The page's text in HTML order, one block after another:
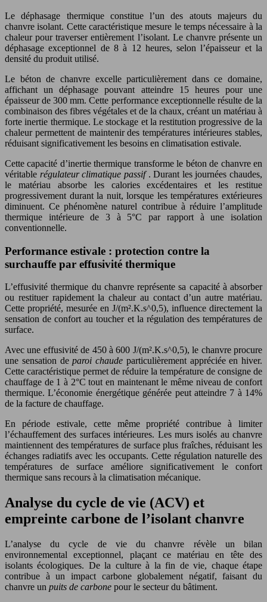
Le déphasage thermique constitue l’un des atouts majeurs du
chanvre isolant. Cette caractéristique mesure le temps nécessaire à la
chaleur pour traverser entièrement l’isolant. Le chanvre présente un
déphasage exceptionnel de 8 à 12 heures, selon l’épaisseur et la
densité du produit utilisé.
Le béton de chanvre excelle particulièrement dans ce domaine,
affichant un déphasage pouvant atteindre 15 heures pour une
épaisseur de 300 mm. Cette performance exceptionnelle résulte de la
combinaison des fibres végétales et de la chaux, créant un matériau à
forte inertie thermique. Le stockage et la restitution progressive de la
chaleur permettent de maintenir des températures intérieures stables,
réduisant significativement les besoins en climatisation estivale.
Cette capacité d’inertie thermique transforme le béton de chanvre en
véritable régulateur climatique passif. Durant les journées chaudes,
le matériau absorbe les calories excédentaires et les restitue
progressivement durant la nuit, lorsque les températures extérieures
diminuent. Ce phénomène naturel contribue à réduire l’amplitude
thermique intérieure de 3 à 5°C par rapport à une isolation
conventionnelle.
Performance estivale : protection contre la
surchauffe par effusivité thermique
L’effusivité thermique du chanvre représente sa capacité à absorber
ou restituer rapidement la chaleur au contact d’un autre matériau.
Cette propriété, mesurée en J/(m².K.s^0,5), influence directement la
sensation de confort au toucher et la régulation des températures de
surface.
Avec une effusivité de 450 à 600 J/(m².K.s^0,5), le chanvre procure
une sensation deparoi chaude particulièrement appréciée en hiver.
Cette caractéristique permet de réduire la température de consigne de
chauffage de 1 à 2°C tout en maintenant le même niveau de confort
thermique. L’économie énergétique générée peut atteindre 7 à 14%
de la facture de chauffage.
En période estivale, cette même propriété contribue à limiter
l’échauffement des surfaces intérieures. Les murs isolés au chanvre
maintiennent des températures de surface plus fraîches, réduisant les
échanges radiatifs avec les occupants. Cette régulation naturelle des
températures de surface améliore significativement le confort
thermique sans recours à la climatisation mécanique.
Analyse du cycle de vie (ACV) et
empreinte carbone de l’isolant chanvre
L’analyse du cycle de vie du chanvre révèle un bilan
environnemental exceptionnel, plaçant ce matériau en tête des
isolants écologiques. De la culture à la fin de vie, chaque étape
contribue à un impact carbone globalement négatif, faisant du
chanvre un puits de carbone pour le secteur du bâtiment.